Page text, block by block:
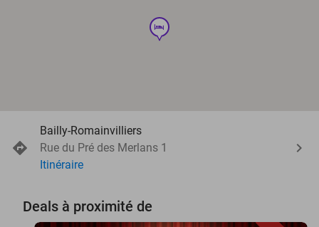
hotel
Bailly-Romainvilliers
Rue du Pré des Merlans 1
Itinéraire
Deals à proximité de